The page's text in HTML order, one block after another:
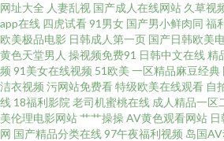
美 91工厂熟女露脸 TS性爱综合 久草资源福利站
福利导航超碰 91网站在线免费观看 论坛91视频
址 国产91福利在线 男人天堂网手机版 91超碰人
址 91偷拍视频网 欧美性爱影院一区二区 91传播
网址大全 人妻乱视 国产成人在线网站 久草视
app在线 四虎试看91男女 国产男小鲜肉同 福
欧美极品电影 日韩成人第一页 国产日韩欧美
黄色天堂男人 操视频免费91 日韩中文在线精
频 91美女在线视频 51欧美 一区精品麻豆经典
洁衣视频 污网站免费看特级欧美在线观看 自
线 18福利影院 老司机蜜桃在线 成人精品一区
美伦理电影网站艹艹操操AV黄色观看网站
网 国产精品分类在线97午夜福利视频 岛国